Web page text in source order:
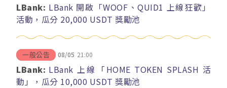
LBank: LBank 開啟「WOOF、QUID1 上線狂歡」
活動，瓜分 20,000 USDT 獎勵池
一般公告 08/05 21:00
LBank: LBank 上線「HOME TOKEN SPLASH 活
動」，瓜分 10,000 USDT 獎勵池